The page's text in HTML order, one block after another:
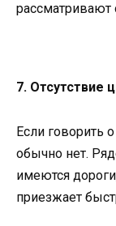
рассматривают
7. Отсутствие
Если говорить
обычно нет.
имеются
приезжает